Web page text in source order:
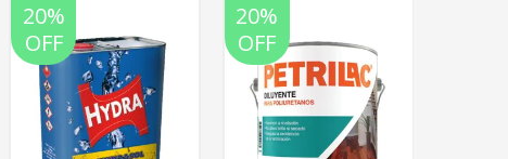
20%
OFF
20%
OFF